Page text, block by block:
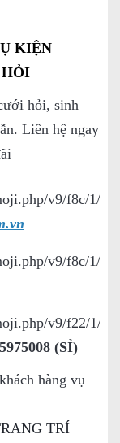
KIỆN
hỏi, sinh
Liên hệ ngay
(SỈ)
hàng vụ
TRÍ